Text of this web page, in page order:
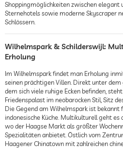
Shoppingmöglichkeiten zwischen elegant
Sternehotels sowie moderne Skyscraper
Schlössern.
Wilhelmspark & Schilderswijl:
Erholung
Im Wilhelmspark findet man Erholung
seinen prächtigen Villen. Direkt unter dem
dem sich viele ruhige Ecken befinden,
Friedenspalast im neobarocken Stil, Sitz
Die Gegend am Wilhelmspark ist bekannt
indonesische Küche. Multikulturell geht es
wo der Haagse Markt als größter
Spezialitäten anbietet. Östlich vom
Haagener Chinatown mit zahlreichen